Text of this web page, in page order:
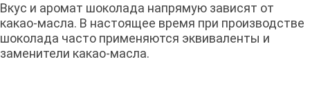
Вкус и аромат шоколада напрямую зависят от
какао-масла. В настоящее время при производстве
шоколада часто применяются эквиваленты и
заменители какао-масла.